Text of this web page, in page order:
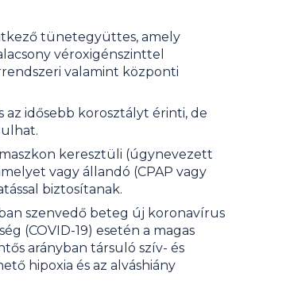
tünetegyüttes, amely
véroxigénszinttel
valamint központi
idősebb korosztályt érinti, de
keresztüli (úgynevezett
vagy állandó (CPAP vagy
biztosítanak.
szenvedő beteg új koronavírus
(COVID-19) esetén a magas
arányban társuló szív- és
hipoxia és az alváshiány